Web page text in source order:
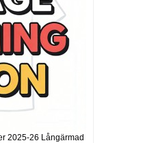
2025-26 Långärmad